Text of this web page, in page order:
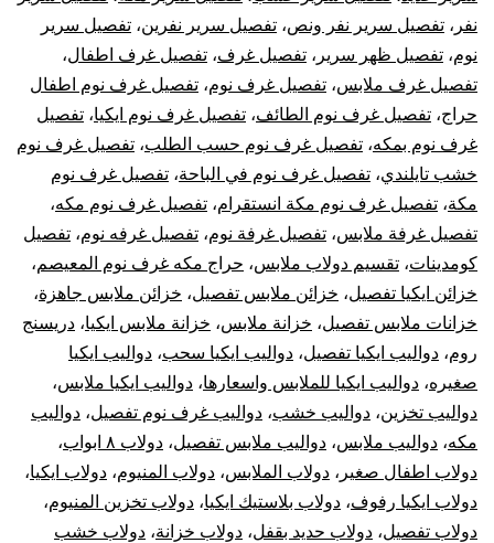
نفر ، تفصيل سرير نفر ونص، تفصيل سرير نفرين، تفصيل سرير
نوم، تفصيل ظهر سرير ، تفصيل غرف، تفصيل غرف اطفال،
تفصيل غرف ملابس، تفصيل غرف نوم، تفصيل غرف نوم اطفال
حراج، تفصيل غرف نوم الطائف، تفصيل غرف نوم ايكيا، تفصيل
غرف نوم بمكه، تفصيل غرف نوم حسب الطلب، تفصيل غرف نوم
خشب تايلندي، تفصيل غرف نوم في الباحة، تفصيل غرف نوم
مكة، تفصيل غرف نوم مكة انستقرام، تفصيل غرف نوم مكه،
تفصيل غرفة ملابس، تفصيل غرفة نوم، تفصيل غرفه نوم، تفصيل
كومدينات، تقسيم دولاب ملابس، حراج مكه غرف نوم المعيصم،
خزائن ايكيا تفصيل، خزائن ملابس تفصيل، خزائن ملابس جاهزة،
خزانات ملابس تفصيل، خزانة ملابس، خزانة ملابس ايكيا، دريسنج
روم، دواليب ايكيا تفصيل، دواليب ايكيا سحب، دواليب ايكيا
صغيره، دواليب ايكيا للملابس واسعارها، دواليب ايكيا ملابس،
دواليب تخزين، دواليب خشب، دواليب غرف نوم تفصيل، دواليب
مكه، دواليب ملابس، دواليب ملابس تفصيل، دولاب ٨ ابواب
،
دولاب اطفال صغير ، دولاب الملابس، دولاب المنيوم، دولاب ايكيا،
دولاب ايكيا رفوف، دولاب بلاستيك ايكيا، دولاب تخزين المنيوم،
دولاب تفصيل، دولاب حديد بقفل، دولاب خزانة، دولاب خشب